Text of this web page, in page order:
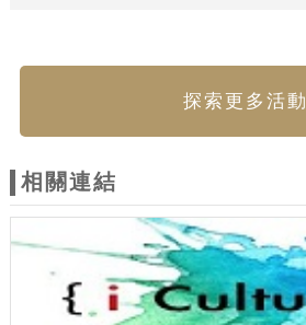
探索更多活動
相關連結